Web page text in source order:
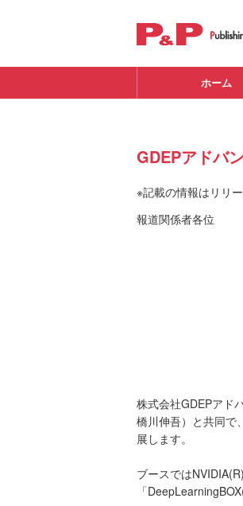
ホーム
GDEPアドバ
※記載の情報はリリ
報道関係者各位
株式会社GDEPアド
橋川伸吾）と共同で
展します。
ブースでは
「